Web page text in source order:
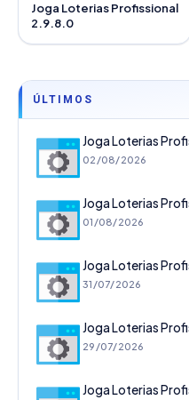
Joga Loterias Profissional
2.9.8.0
ÚLTIMOS
Joga Loterias
02/08/2026
Joga Loterias
01/08/2026
Joga Loterias
31/07/2026
Joga Loterias
29/07/2026
Joga Loterias